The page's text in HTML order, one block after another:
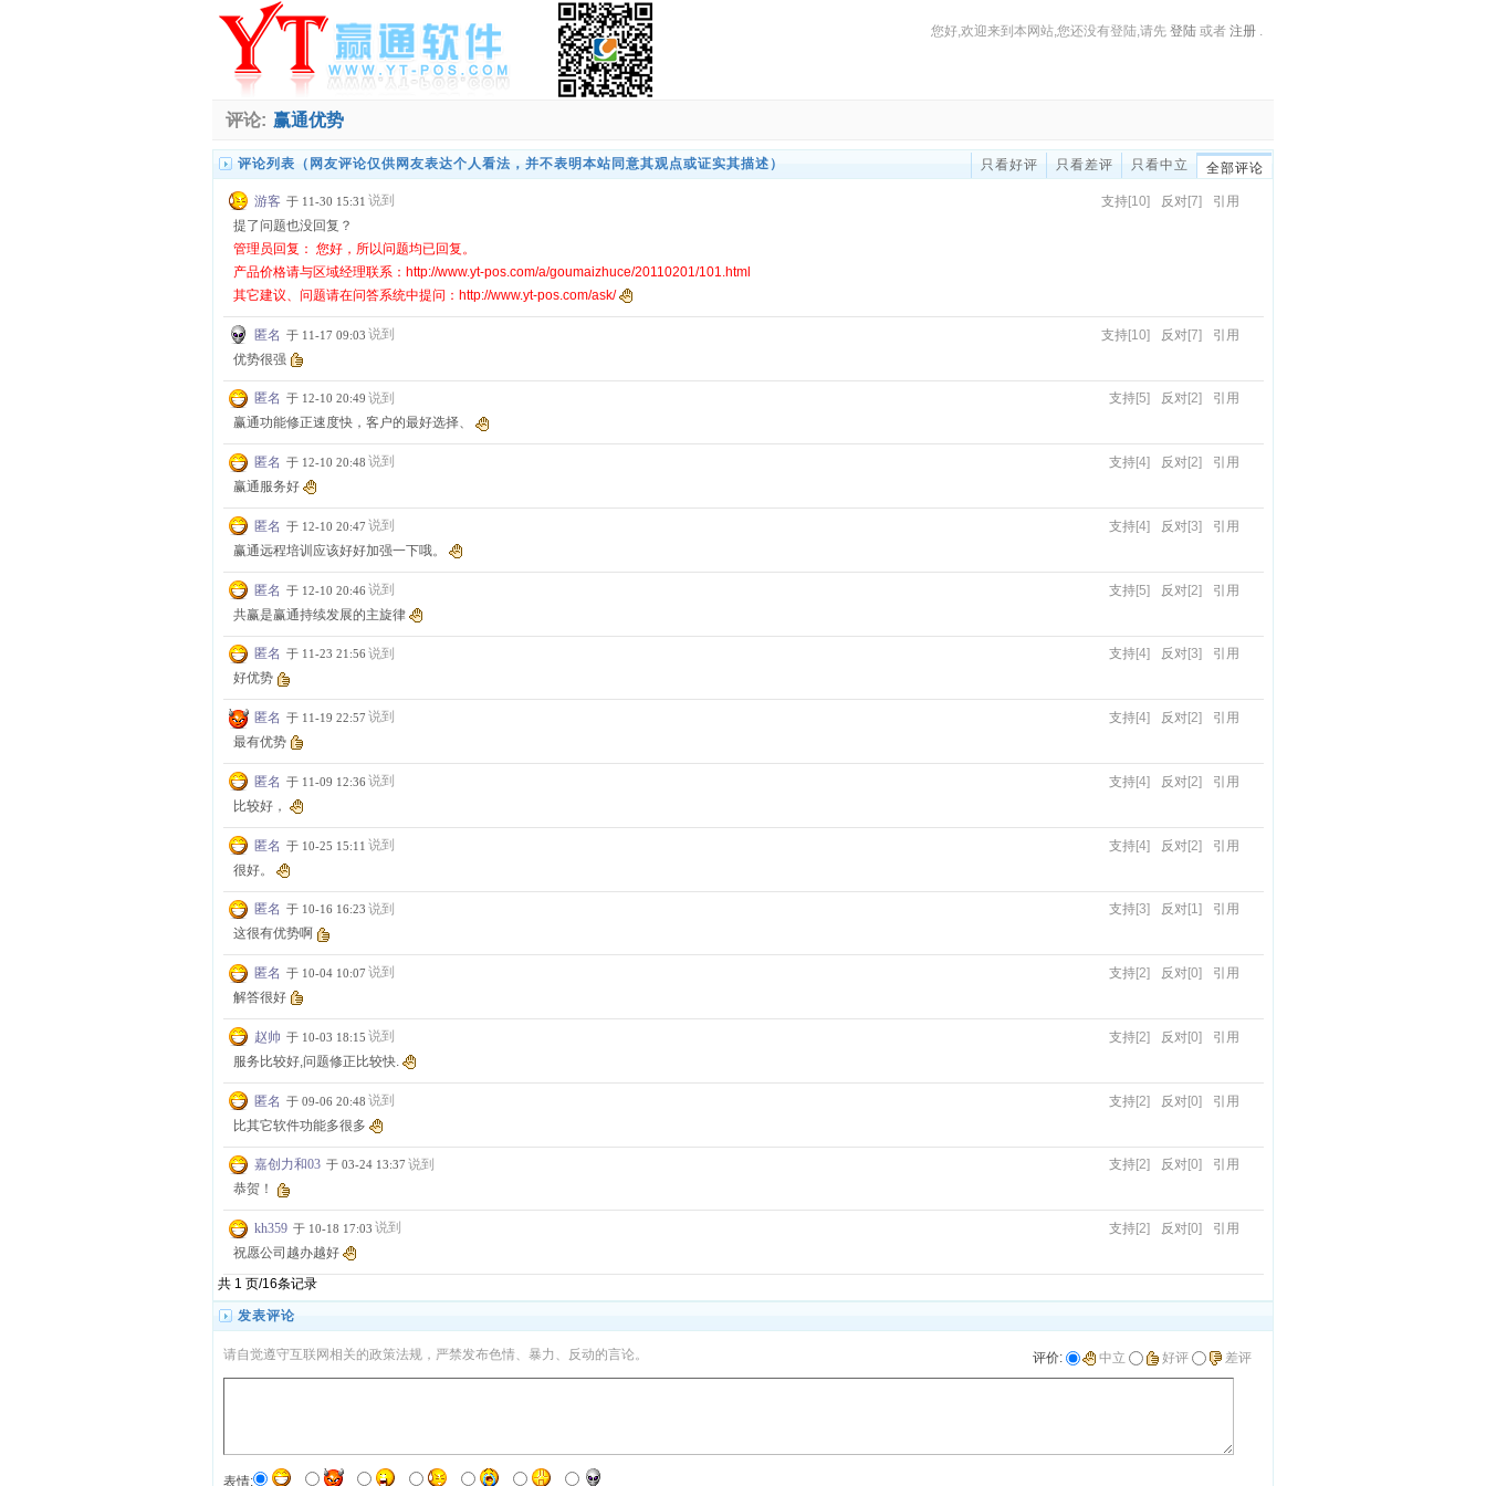
您好,欢迎来到本网站,您还没有登陆,请先 登陆 或者 注册 .
评论: 赢通优势
评论列表（网友评论仅供网友表达个人看法，并不表明本站同意其观点或证实其描述） 只看好评 只看差评 只看中立 全部评论
游客 于 11-30 15:31 说到 支持[10] 反对[7]
引用
提了问题也没回复？
管理员回复： 您好，所以问题均已回复。
产品价格请与区域经理联系：http://www.yt-pos.com/a/goumaizhuce/20110201/101.html
其它建议、问题请在问答系统中提问：http://www.yt-pos.com/ask/
匿名 于 11-17 09:03 说到 支持[10] 反对[7]
引用
优势很强
匿名 于 12-10 20:49 说到 支持[5] 反对[2]
引用
赢通功能修正速度快，客户的最好选择、
匿名 于 12-10 20:48 说到 支持[4] 反对[2]
引用
赢通服务好
匿名 于 12-10 20:47 说到 支持[4] 反对[3]
引用
赢通远程培训应该好好加强一下哦。
匿名 于 12-10 20:46 说到 支持[5] 反对[2]
引用
共赢是赢通持续发展的主旋律
匿名 于 11-23 21:56 说到 支持[4] 反对[3]
引用
好优势
匿名 于 11-19 22:57 说到 支持[4] 反对[2]
引用
最有优势
匿名 于 11-09 12:36 说到 支持[4] 反对[2]
引用
比较好，
匿名 于 10-25 15:11 说到 支持[4] 反对[2]
引用
很好。
匿名 于 10-16 16:23 说到 支持[3] 反对[1]
引用
这很有优势啊
匿名 于 10-04 10:07 说到 支持[2] 反对[0]
引用
解答很好
赵帅 于 10-03 18:15 说到 支持[2] 反对[0]
引用
服务比较好,问题修正比较快.
匿名 于 09-06 20:48 说到 支持[2] 反对[0]
引用
比其它软件功能多很多
嘉创力和03 于 03-24 13:37 说到 支持[2] 反对[0]
引用
恭贺！
kh359 于 10-18 17:03 说到 支持[2] 反对[0]
引用
祝愿公司越办越好
共 1 页/16条记录
发表评论
请自觉遵守互联网相关的政策法规，严禁发布色情、暴力、反动的言论。 评价: 中立 好评 差评
表情: